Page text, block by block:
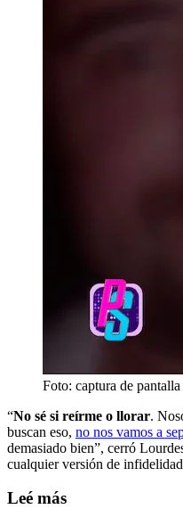
Foto: captura de
“No sé si reírme o llorar.
buscan eso, no nos vamos a
demasiado bien”, cerró
cualquier versión de
Leé más